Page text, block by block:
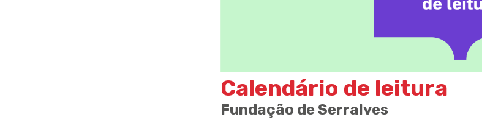
Calendário de leitura
Fundação de Serralves